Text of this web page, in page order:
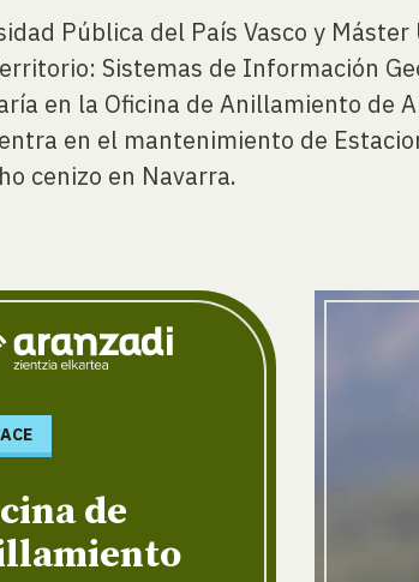
Pública del País Vasco y
Sistemas de Información
en la Oficina de Anillamiento de
en el mantenimiento de
cenizo en Navarra.
de